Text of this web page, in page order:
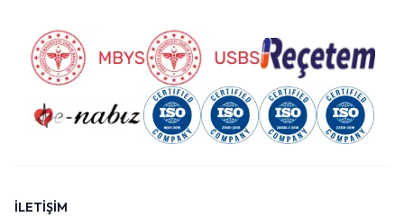
İLETİŞİM